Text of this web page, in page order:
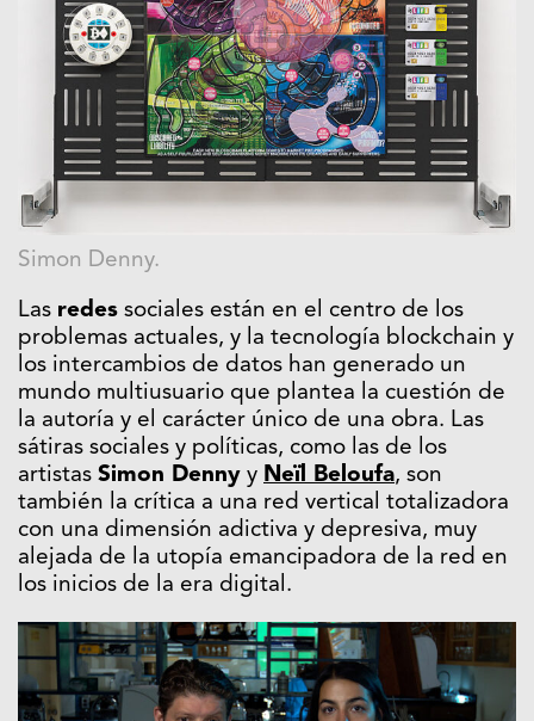
Simon Denny.
Las redes sociales están en el centro de los
problemas actuales, y la tecnología blockchain y
los intercambios de datos han generado un
mundo multiusuario que plantea la cuestión de
la autoría y el carácter único de una obra. Las
sátiras sociales y políticas, como las de los
artistas Simon Denny y Neïl Beloufa, son
también la crítica a una red vertical totalizadora
con una dimensión adictiva y depresiva, muy
alejada de la utopía emancipadora de la red en
los inicios de la era digital.